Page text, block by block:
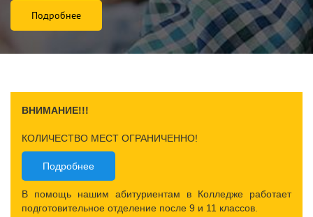
Подробнее
ВНИМАНИЕ!!!
КОЛИЧЕСТВО МЕСТ ОГРАНИЧЕННО!
Подробнее
В помощь нашим абитуриентам в Колледже работает
подготовительное отделение после 9 и 11 классов.